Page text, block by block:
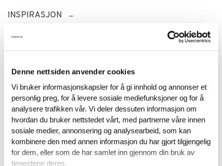
Denne nettsiden anvender cookies
Vi bruker informasjonskapsler for å gi innhold og annonser et
personlig preg, for å levere sosiale mediefunksjoner og for å
analysere trafikken vår. Vi deler dessuten informasjon om
hvordan du bruker nettstedet vårt, med partnerne våre innen
sosiale medier, annonsering og analysearbeid, som kan
kombinere den med annen informasjon du har gjort tilgjengelig
for dem, eller som de har samlet inn gjennom din bruk av
tjenestene deres.
INSPIRASJON
Lurer du på noe?
Enter du planlegger et belysningsprosjekt med
Deltalight eller har spørsmål rundt produktene, er du
velkommen til å kontakte oss.